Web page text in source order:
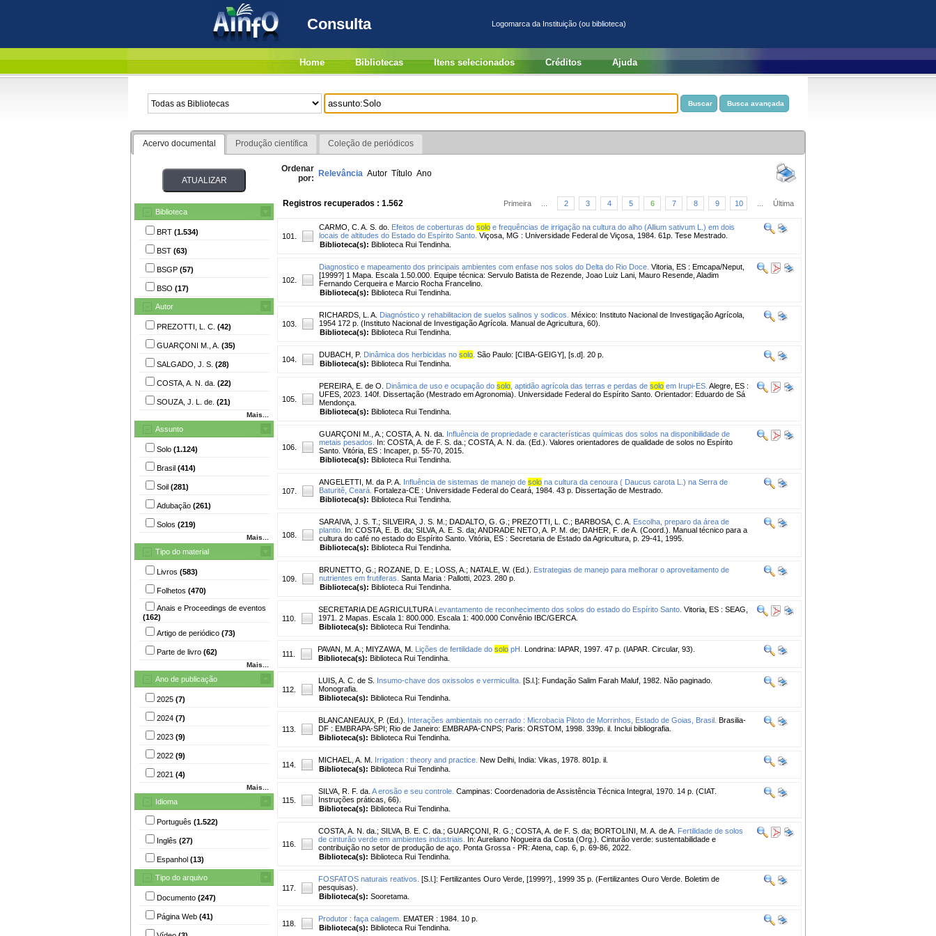
Consulta Logomarca da Instituição (ou biblioteca)
Home Bibliotecas Itens selecionados Créditos Ajuda
Acervo documental Produção científica Coleção de periódicos
Biblioteca
BRT (1.534)
BST (63)
BSGP (57)
BSO (17)
Autor
PREZOTTI, L. C. (42)
GUARÇONI M., A. (35)
SALGADO, J. S. (28)
COSTA, A. N. da. (22)
SOUZA, J. L. de. (21)
Mais...
Assunto
Solo (1.124)
Brasil (414)
Soil (281)
Adubação (261)
Solos (219)
Mais...
Tipo do material
Livros (583)
Folhetos (470)
Anais e Proceedings de eventos
(162)
Artigo de periódico (73)
Parte de livro (62)
Mais...
Ano de publicação
2025 (7)
2024 (7)
2023 (9)
2022 (9)
2021 (4)
Mais...
Idioma
Português (1.522)
Inglês (27)
Espanhol (13)
Tipo do arquivo
Documento (247)
Página Web (41)
Ordenar
por: Relevância Autor Título Ano
Registros recuperados : 1.562 Primeira 2 3 4 5 6 7 8 9 10 Última
101.
CARMO, C. A. S. do. Efeitos de coberturas do solo e frequências de irrigação na cultura do alho (Allium sativum L.) em dois
locais de altitudes do Estado do Espírito Santo. Viçosa, MG : Universidade Federal de Viçosa, 1984. 61p. Tese Mestrado.
Biblioteca(s): Biblioteca Rui Tendinha.
102.
Diagnostico e mapeamento dos principais ambientes com enfase nos solos do Delta do Rio Doce. Vitoria, ES : Emcapa/Neput,
[1999?] 1 Mapa. Escala 1.50.000. Equipe técnica: Servulo Batista de Rezende, Joao Luiz Lani, Mauro Resende, Aladim
Fernando Cerqueira e Marcio Rocha Francelino.
Biblioteca(s): Biblioteca Rui Tendinha.
103.
RICHARDS, L. A. Diagnóstico y rehabilitacion de suelos salinos y sodicos. México: Instituto Nacional de Investigação Agrícola,
1954 172 p. (Instituto Nacional de Investigação Agrícola. Manual de Agricultura, 60).
Biblioteca(s): Biblioteca Rui Tendinha.
104.
DUBACH, P. Dinâmica dos herbicidas no solo São Paulo: [CIBA-GEIGY], [s.d]. 20 p.
Biblioteca(s): Biblioteca Rui Tendinha.
105.
PEREIRA, E. de O. Dinâmica de uso e ocupação do solo , aptidão agrícola das terras e perdas de solo em Irupi-ES. Alegre, ES :
UFES, 2023. 140f. Dissertação (Mestrado em Agronomia). Universidade Federal do Espírito Santo. Orientador: Eduardo de Sá
Mendonça.
Biblioteca(s): Biblioteca Rui Tendinha.
106.
GUARÇONI M., A. ; COSTA, A. N. da. Influência de propriedade e características químicas dos solos na disponibilidade de
metais pesados.
In: COSTA, A. de F. S. da.; COSTA, A. N. da. (Ed.). Valores orientadores de qualidade de solos no Espírito
Santo. Vitória, ES : Incaper, p. 55-70, 2015.
Biblioteca(s): Biblioteca Rui Tendinha.
107.
ANGELETTI, M. da P. A. Influência de sistemas de manejo de solo na cultura da cenoura ( Daucus carota L.) na Serra de
Baturitê, Ceará. Fortaleza-CE : Universidade Federal do Ceará, 1984. 43 p. Dissertação de Mestrado.
Biblioteca(s): Biblioteca Rui Tendinha.
108.
SARAIVA, J. S. T. ; SILVEIRA, J. S. M. ; DADALTO, G. G. ; PREZOTTI, L. C. ; BARBOSA, C. A. Escolha, preparo da área de
plantio. In: COSTA, E. B. da; SILVA, A. E. S. da; ANDRADE NETO, A. P. M. de; DAHER, F. de A. (Coord.). Manual técnico para a
cultura do café no estado do Espírito Santo. Vitória, ES : Secretaria de Estado da Agricultura, p. 29-41, 1995.
Biblioteca(s): Biblioteca Rui Tendinha.
109.
BRUNETTO, G. ; ROZANE, D. E. ; LOSS, A. ; NATALE, W. (Ed.).
Estrategias de manejo para melhorar o aproveitamento de
nutrientes em frutiferas. Santa Maria : Pallotti, 2023. 280 p.
Biblioteca(s): Biblioteca Rui Tendinha.
110.
SECRETARIA DE AGRICULTURA Levantamento de reconhecimento dos solos do estado do Espírito Santo. Vitoria, ES : SEAG,
1971. 2 Mapas. Escala 1: 800.000. Escala 1: 400.000 Convênio IBC/GERCA.
Biblioteca(s): Biblioteca Rui Tendinha.
111.
PAVAN, M. A. ; MIYZAWA, M. Lições de fertilidade do solo pH. Londrina: IAPAR, 1997. 47 p. (IAPAR. Circular, 93).
Biblioteca(s): Biblioteca Rui Tendinha.
112.
LUIS, A. C. de S. Insumo-chave dos oxissolos e vermiculita. [S.l.]: Fundação Salim Farah Maluf, 1982. Não paginado.
Monografia.
Biblioteca(s): Biblioteca Rui Tendinha.
113.
BLANCANEAUX, P. (Ed.). Interações ambientais no cerrado : Microbacia Piloto de Morrinhos, Estado de Goias, Brasil. Brasilia-
DF : EMBRAPA-SPI; Rio de Janeiro: EMBRAPA-CNPS; Paris: ORSTOM, 1998. 339p. il. Inclui bibliografia.
Biblioteca(s): Biblioteca Rui Tendinha.
114.
MICHAEL, A. M. Irrigation : theory and practice. New Delhi, India: Vikas, 1978. 801p. il.
Biblioteca(s): Biblioteca Rui Tendinha.
115.
SILVA, R. F. da. A erosão e seu controle. Campinas: Coordenadoria de Assistência Técnica Integral, 1970. 14 p. (CIAT.
Instruções práticas, 66).
Biblioteca(s): Biblioteca Rui Tendinha.
116.
COSTA, A. N. da. ; SILVA, B. E. C. da. ; GUARÇONI, R. G. ; COSTA, A. de F. S. da; BORTOLINI, M. A. de A. Fertilidade de solos
de cinturão verde em ambientes industriais.
In: Aureliano Nogueira da Costa (Org.). Cinturão verde: sustentabilidade e
contribuição no setor de produção de aço. Ponta Grossa - PR: Atena, cap. 6, p. 69-86, 2022.
Biblioteca(s): Biblioteca Rui Tendinha.
117.
FOSFATOS naturais reativos. [S.l.]: Fertilizantes Ouro Verde, [1999?]., 1999 35 p. (Fertilizantes Ouro Verde. Boletim de
pesquisas).
Biblioteca(s): Sooretama.
118.
Produtor : faça calagem. EMATER : 1984. 10 p.
Biblioteca(s): Biblioteca Rui Tendinha.